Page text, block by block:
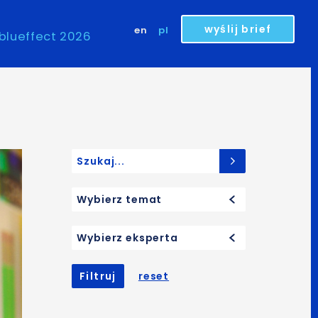
en pl wyślij brief
2026
Wybierz temat
Wybierz eksperta
Filtruj reset